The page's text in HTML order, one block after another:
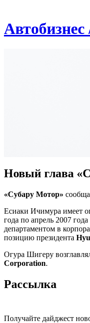
Новый глава
«Субару Мотор»
Есиаки Ичимура имеет
года по апрель 2007
департаментом в
позицию президента
Огура Шигеру
Corporation.
Рассылка
Получайте дайджест